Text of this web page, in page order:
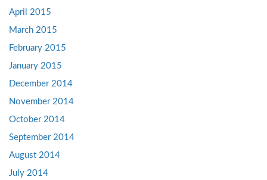
April 2015
March 2015
February 2015
January 2015
December 2014
November 2014
October 2014
September 2014
August 2014
July 2014